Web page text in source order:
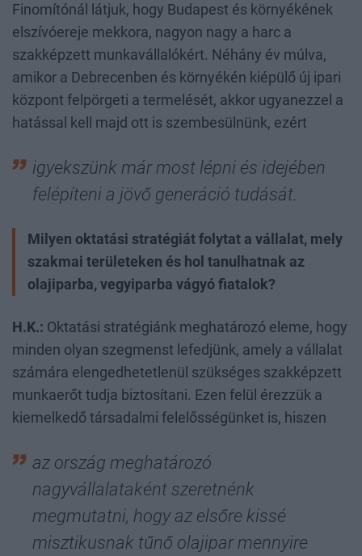
Finomítónál látjuk, hogy Budapest és környékének
elszívóereje mekkora, nagyon nagy a harc a
szakképzett munkavállalókért. Néhány év múlva,
amikor a Debrecenben és környékén kiépülő új ipari
központ felpörgeti a termelését, akkor ugyanezzel a
hatással kell majd ott is szembesülnünk, ezért
igyekszünk már most lépni és idejében
felépíteni a jövő generáció tudását.
Milyen oktatási stratégiát folytat a vállalat, mely
szakmai területeken és hol tanulhatnak az
olajiparba, vegyiparba vágyó fiatalok?
H.K.: Oktatási stratégiánk meghatározó eleme, hogy
minden olyan szegmenst lefedjünk, amely a vállalat
számára elengedhetetlenül szükséges szakképzett
munkaerőt tudja biztosítani. Ezen felül érezzük a
kiemelkedő társadalmi felelősségünket is, hiszen
az ország meghatározó
nagyvállalataként szeretnénk
megmutatni, hogy az elsőre kissé
misztikusnak tűnő olajipar mennyire